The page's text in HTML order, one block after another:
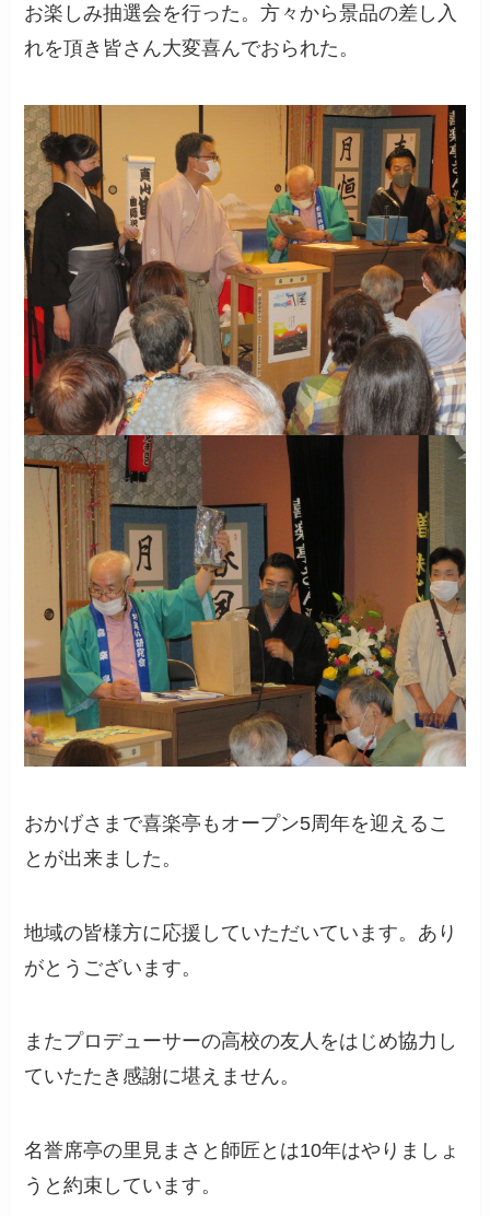
お楽しみ抽選会を行った。方々から景品の差し入
れを頂き皆さん大変喜んでおられた。
おかげさまで喜楽亭もオープン5周年を迎えるこ
とが出来ました。
地域の皆様方に応援していただいています。あり
がとうございます。
またプロデューサーの高校の友人をはじめ協力し
ていたたき感謝に堪えません。
名誉席亭の里見まさと師匠とは10年はやりましょ
うと約束しています。